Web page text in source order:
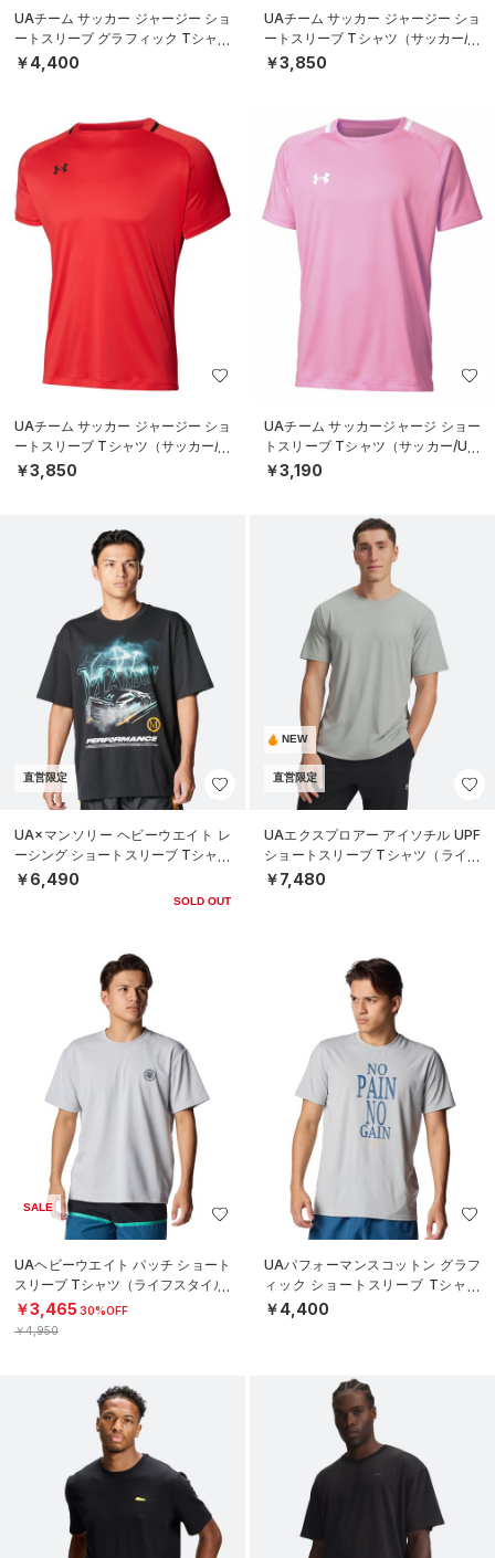
UAチーム サッカー ジャージー ショ
ートスリーブ グラフィック Tシャツ
（サッカー/MEN）
￥4,400
UAチーム サッカー ジャージー ショ
ートスリーブ Tシャツ（サッカー/M
EN）
￥3,850
UAチーム サッカー ジャージー ショ
ートスリーブ Tシャツ（サッカー/M
EN）
￥3,850
UAチーム サッカージャージ ショー
トスリーブ Tシャツ（サッカー/UNI
SEX）
￥3,190
直営限定
UA×マンソリー ヘビーウエイト レ
ーシング ショートスリーブ Tシャツ
（ライフスタイル/MEN）
￥6,490
SOLD OUT
NEW
直営限定
UAエクスプロアー アイソチル UPF
ショートスリーブ Tシャツ（ライフ
スタイル/MEN）
￥7,480
SALE
UAヘビーウエイト パッチ ショート
スリーブ Tシャツ（ライフスタイル/
MEN）
￥3,465 30%OFF
￥4,950
UAパフォーマンスコットン グラフ
ィック ショートスリーブ Tシャツ
（ライフスタイル/MEN）
￥4,400